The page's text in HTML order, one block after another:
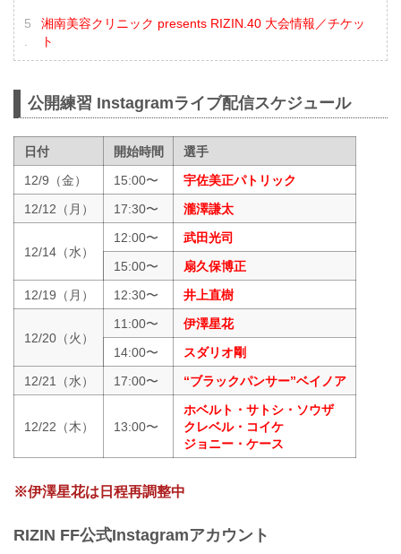
湘南美容クリニック presents RIZIN.40 大会情報／チケッ
ト
公開練習 Instagramライブ配信スケジュール
日付 開始時間
選手
12/9（金）
15:00〜
宇佐美正パトリック
12/12（月）
17:30〜 瀧澤謙太
12/14（水）
12:00〜
武田光司
15:00〜
扇久保博正
12/19（月）
12:30〜 井上直樹
12/20（火）
11:00〜
伊澤星花
14:00〜
スダリオ剛
12/21（水）
17:00〜 “ブラックパンサー”ベイノア
12/22（木） 13:00〜
ホベルト・サトシ・ソウザ
クレベル・コイケ
ジョニー・ケース
※伊澤星花は日程再調整中
RIZIN FF公式Instagramアカウント